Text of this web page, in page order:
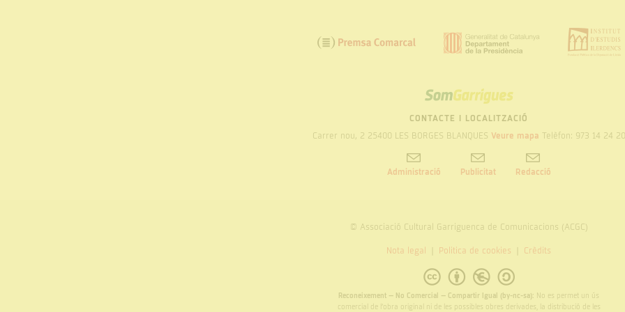
SOM
GARRIGUES
CONTACTE I LOCALITZACIÓ
Carrer nou, 2 25400 LES BORGES BLANQUES Veure mapa Telèfon: 973 14 24 20
Administració Publicitat Redacció
© Associació Cultural Garriguenca de Comunicacions (ACGC)
Nota legal Politica de cookies Crèdits
Reconeixement – No Comercial – Compartir Igual (by-nc-sa): No es permet un ús
comercial de l’obra original ni de les possibles obres derivades, la distribució de les